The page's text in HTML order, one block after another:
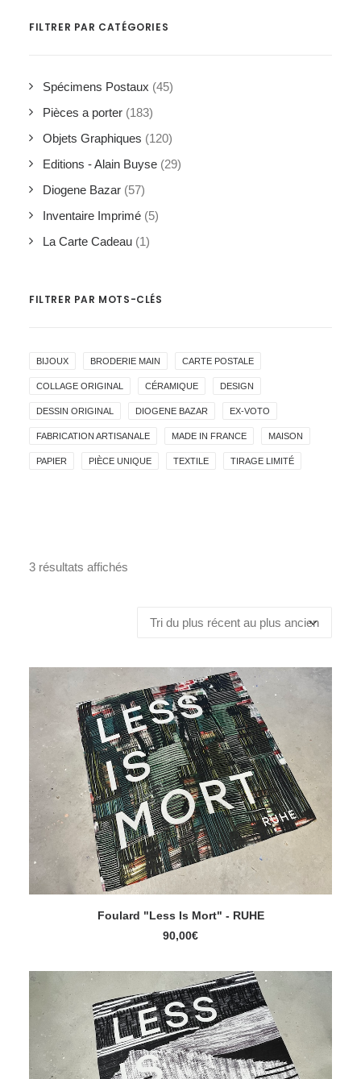
FILTRER PAR CATÉGORIES
Spécimens Postaux (45)
Pièces a porter (183)
Objets Graphiques (120)
Editions - Alain Buyse (29)
Diogene Bazar (57)
Inventaire Imprimé (5)
La Carte Cadeau (1)
FILTRER PAR MOTS-CLÉS
BIJOUX BRODERIE MAIN CARTE POSTALE
COLLAGE ORIGINAL CÉRAMIQUE DESIGN
DESSIN ORIGINAL DIOGENE BAZAR EX-VOTO
FABRICATION ARTISANALE MADE IN FRANCE MAISON
PAPIER PIÈCE UNIQUE TEXTILE TIRAGE LIMITÉ
3 résultats affichés
Foulard "Less Is Mort" - RUHE
90,00€